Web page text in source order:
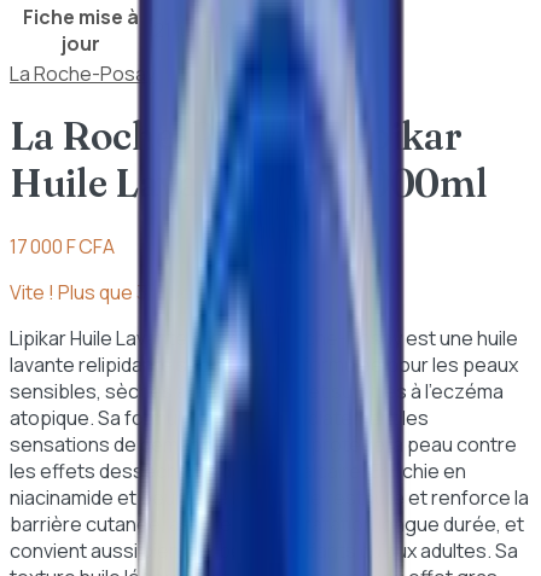
Fiche mise à
jour
21 juillet 2026
La Roche-Posay
La Roche-Posay – Lipikar
Huile Lavante AP+ 1000ml
17 000 F CFA
Vite ! Plus que3 article
en stock
Lipikar Huile Lavante AP+ de La Roche-Posay est une huile
lavante relipidante spécialement formulée pour les peaux
sensibles, sèches à très sèches, et sujettes à l’eczéma
atopique. Sa formule apaise immédiatement les
sensations de démangeaisons et protège la peau contre
les effets desséchants de l’eau calcaire. Enrichie en
niacinamide et beurre de karité, elle restaure et renforce la
barrière cutanée, assure une hydratation longue durée, et
convient aussi bien aux bébés, enfants qu’aux adultes. Sa